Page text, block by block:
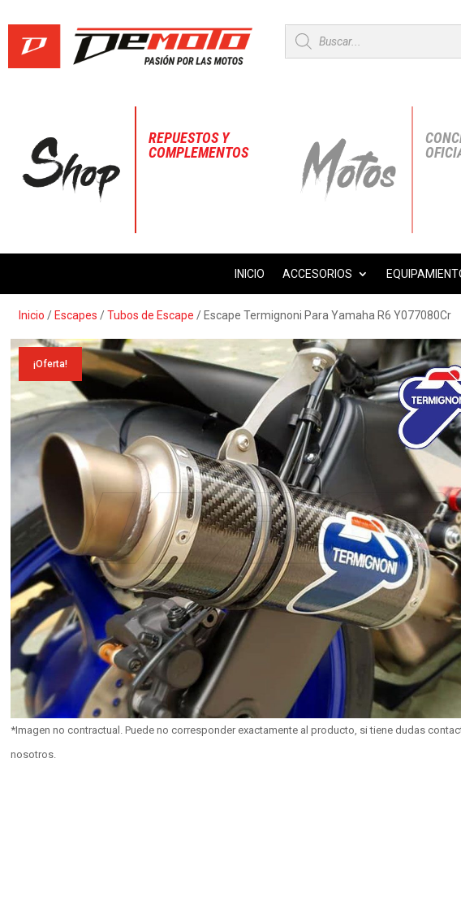
Búsqueda
de
productos
REPUESTOS Y
COMPLEMENTOS
INICIO ACCESORIOS
Inicio / Escapes /Tubos de Escape / Escape Termignoni Para Yamaha R6 Y077080Cr
¡Oferta!
*Imagen no contractual. Puede no corresponder exactamente al producto, si tiene dudas
nosotros.